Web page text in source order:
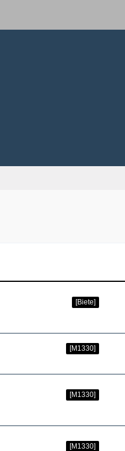
[Biete]
[M1330]
[M1330]
[M1330]